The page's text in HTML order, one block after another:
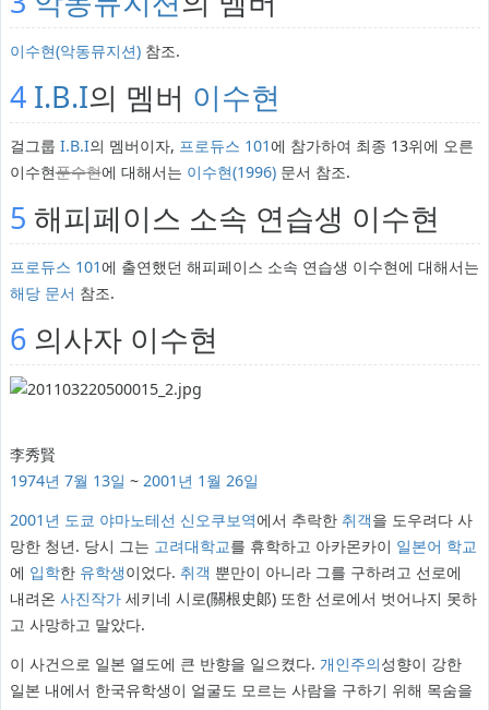
이수현(악동뮤지션)참조.
4 I.B.I의 멤버 이수현
걸그룹 I.B.I의 멤버이자, 프로듀스 101에 참가하여 최종 13위에 오른
이수현푼수현에 대해서는 이수현(1996)문서 참조.
5 해피페이스 소속 연습생 이수현
프로듀스 101에 출연했던 해피페이스 소속 연습생 이수현에 대해서는
해당 문서 참조.
6의사자 이수현
李秀賢
1974년 7월 13일 ~ 2001년 1월 26일
2001년 도쿄 야마노테선 신오쿠보역에서 추락한 취객을 도우려다 사
망한 청년. 당시 그는 고려대학교를 휴학하고 아카몬카이 일본어 학교
에 입학한 유학생이었다. 취객 뿐만이 아니라 그를 구하려고 선로에
내려온 사진작가세키네 시로(關根史郞) 또한 선로에서 벗어나지 못하
고 사망하고 말았다.
이 사건으로 일본 열도에 큰 반향을 일으켰다. 개인주의성향이 강한
일본 내에서 한국유학생이 얼굴도 모르는 사람을 구하기 위해 목숨을